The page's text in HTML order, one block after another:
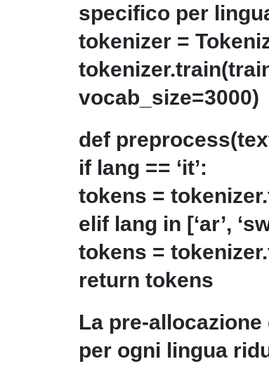
specifico per
tokenizer =
vocab_size=3000)
def
if lang == ‘it’:
tokens =
elif lang in [‘ar’,
tokens =
return tokens
La pre-
per ogni lingua